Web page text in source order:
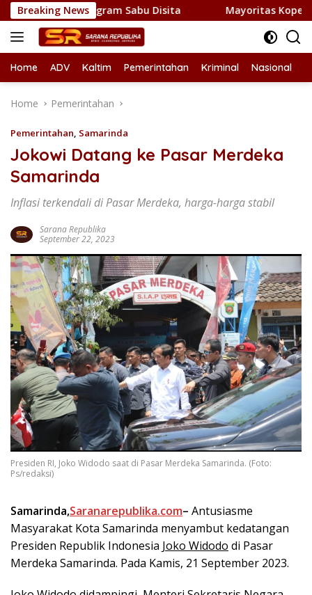
Skip
to
content
Breaking News
1 Kilogram Sabu Disita Mayoritas Koperasi Merah
Home ADV Kaltim Pemerintahan Kriminal Nasional
Home Pemerintahan
Pemerintahan, Samarinda
Jokowi Datang ke Pasar Merdeka
Samarinda
Inflasi terkendali di Pasar Merdeka, harga-harga stabil
Sarana Republika
September 22, 2023
Presiden RI, Joko Widodo saat di Pasar Merdeka Samarinda. (Foto:
Ps/redaksi)
Samarinda,Saranarepublika.com– Antusiasme
Masyarakat Kota Samarinda menyambut kedatangan
Presiden Republik Indonesia Joko Widodo di Pasar
Merdeka Samarinda. Pada Kamis, 21 September 2023.